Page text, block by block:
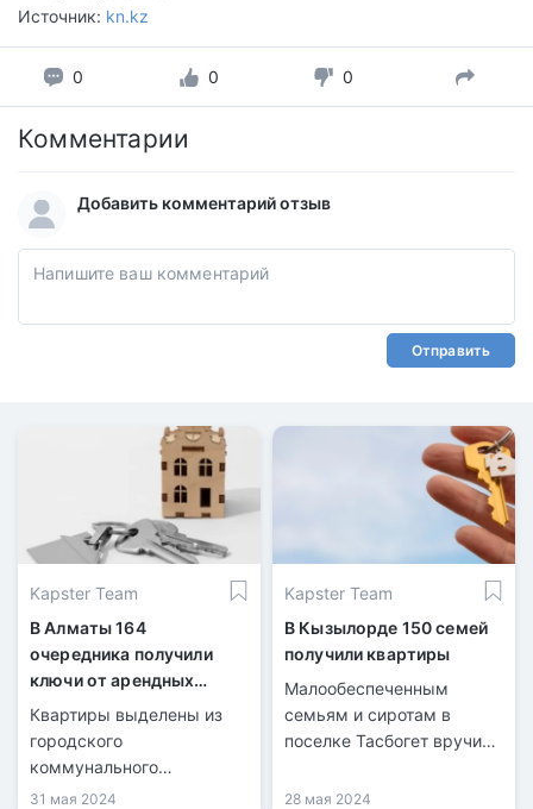
Источник: kn.kz
0 0 0
Комментарии
Добавить комментарий отзыв
Отправить
Kapster Team
В Алматы 164
очередника получили
ключи от арендных
квартир
Квартиры выделены из
городского
коммунального
жилищного фонда
31 мая 2024
Kapster Team
В Кызылорде 150 семей
получили квартиры
Малообеспеченным
семьям и сиротам в
поселке Тасбогет вручили
многоэтажных домах.
28 мая 2024